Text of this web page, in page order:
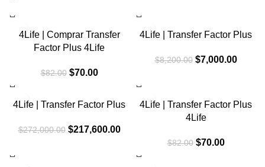
-15%
4Life | Comprar Transfer
Factor Plus 4Life
$82.00 El
era:
$82.00.
$70.00El
es:
$70.00.
-15%
4Life | Transfer Factor Plus
$8,200.00 El
$8,200.00.
$7,000.00El
-20%
4Life | Transfer Factor Plus
$272,000.00 El
$217,600.00El
actual
-15%
4Life | Transfer Factor Plus
4Life
$82.00 El
$70.00El